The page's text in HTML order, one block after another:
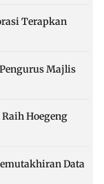
Terapkan
Majlis
Hoegeng
Data